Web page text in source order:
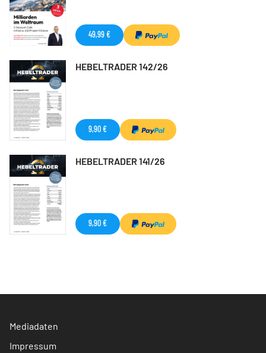
49,99 €
HEBELTRADER 142/26
9,90 €
HEBELTRADER 141/26
9,90 €
Mediadaten
Impressum